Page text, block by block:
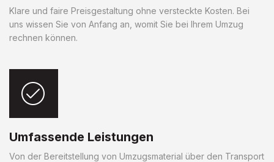
Klare und faire Preisgestaltung ohne versteckte Kosten. Bei
uns wissen Sie von Anfang an, womit Sie bei Ihrem Umzug
rechnen können.
Umfassende Leistungen
Von der Bereitstellung von Umzugsmaterial über den Transport